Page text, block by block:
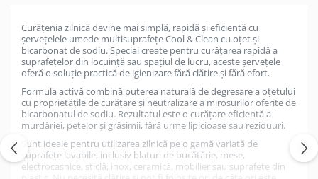
Curățenia zilnică devine mai simplă, rapidă și eficientă cu
șervețelele umede multisuprafețe Cool & Clean cu oțet și
bicarbonat de sodiu. Special create pentru curățarea rapidă a
suprafețelor din locuință sau spațiul de lucru, aceste șervețele
oferă o soluție practică de igienizare fără clătire și fără efort.
Formula activă combină puterea naturală de degresare a oțetului
cu proprietățile de curățare și neutralizare a mirosurilor oferite de
bicarbonatul de sodiu. Rezultatul este o curățare eficientă a
murdăriei, petelor și grăsimii, fără urme lipicioase sau reziduuri.
Sunt ideale pentru utilizarea zilnică pe o gamă variată de
suprafețe lavabile, inclusiv blaturi de bucătărie, mese,
electrocasnice, sticlă, inox, ceramică, mobilier sau suprafețe din